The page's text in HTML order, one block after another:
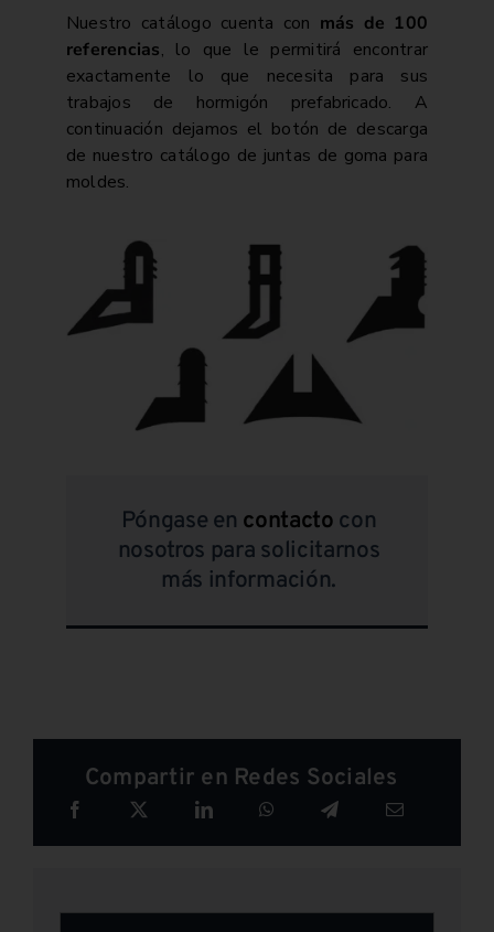
Nuestro catálogo cuenta con más de 100
referencias, lo que le permitirá encontrar
exactamente lo que necesita para sus
trabajos de hormigón prefabricado. A
continuación dejamos el botón de descarga
de nuestro catálogo de juntas de goma para
moldes.
Póngase en contacto con
nosotros para solicitarnos
más información.
Compartir en Redes Sociales